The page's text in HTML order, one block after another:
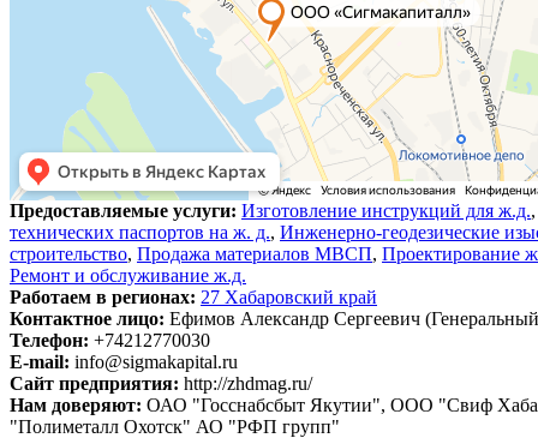
Предоставляемые услуги: Изготовление инструкций для ж.д.
технических паспортов на ж. д., Инженерно-геодезические
строительство, Продажа материалов МВСП, Проектирование
Ремонт и обслуживание ж.д.
Работаем в регионах: 27 Хабаровский край
Контактное лицо: Ефимов Александр Сергеевич
Телефон: +74212770030
E-mail: info@sigmakapital.ru
Сайт предприятия: http://zhdmag.ru/
Нам доверяют: ОАО "Госснабсбыт Якутии", ООО "Свиф
"Полиметалл Охотск" АО "РФП групп"